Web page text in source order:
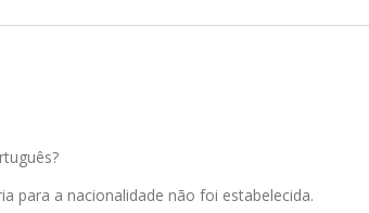
para a nacionalidade não foi estabelecida.